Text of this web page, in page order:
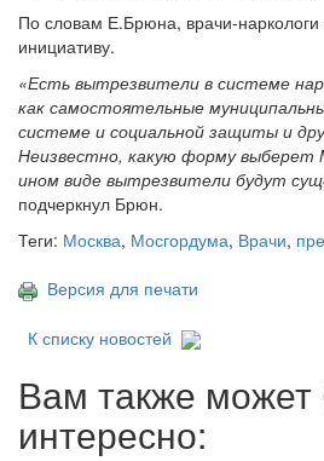
По словам Е.Брюна, врачи-
инициативу.
«Есть вытрезвители в системе
как самостоятельные
системе и социальной защиты и
Неизвестно, какую форму выберет
ином виде вытрезвители будут
подчеркнул Брюн.
Теги: Москва, Мосгордума, Врачи,
Версия для печати
К списку новостей
Вам также может
интересно: